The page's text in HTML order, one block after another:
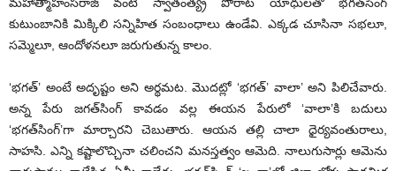
కుటుంబానికి మిక్కిలి సన్నిహిత సంబంధాలు ఉండేవి. ఎక్కడ చూసినా సభలూ,
సమ్మెలూ, ఆందోళనలూ జరుగుతున్న కాలం.
‘భగత్‌’ అంటే అదృష్టం అని అర్థమట. మొదట్లో ‘భగత్‌’ వాలా’ అని పిలిచేవారు.
అన్న పేరు జగత్‌సింగ్‌ కావడం వల్ల ఈయన పేరులో ‘వాలా’కి బదులు
‘భగత్‌సింగ్‌’గా మార్చారని చెబుతారు. ఆయన తల్లి చాలా ధైర్యవంతురాలు,
సాహసి. ఎన్ని కష్టాలొచ్చినా చలించని మనస్తత్వం ఆమెది. నాలుగుసార్లు ఆమెను